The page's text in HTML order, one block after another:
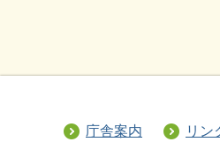
庁舎案内 リン